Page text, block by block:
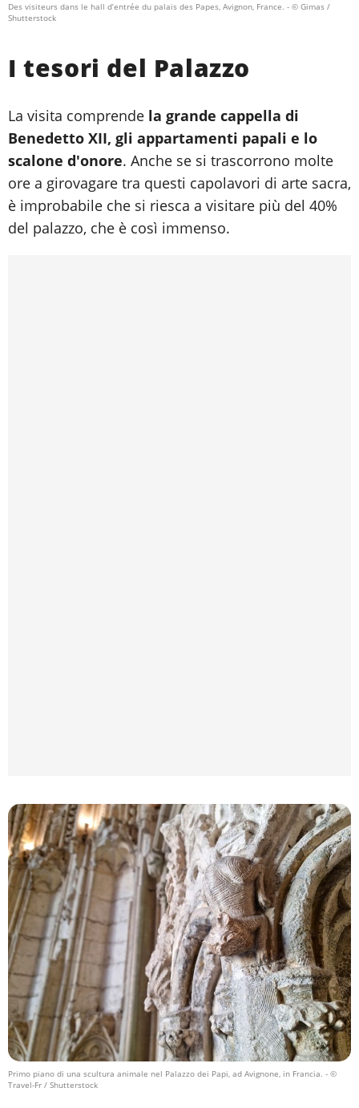
Des visiteurs dans le hall d’entrée du palais des Papes, Avignon, France. - © Gimas /
Shutterstock
I tesori del Palazzo
La visita comprende la grande cappella di
Benedetto XII, gli appartamenti papali e lo
scalone d'onore. Anche se si trascorrono molte
ore a girovagare tra questi capolavori di arte sacra,
è improbabile che si riesca a visitare più del 40%
del palazzo, che è così immenso.
Primo piano di una scultura animale nel Palazzo dei Papi, ad Avignone, in Francia. - ©
Travel-Fr / Shutterstock